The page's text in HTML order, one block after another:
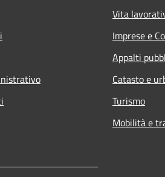
Vita
Imprese e
Appalti
Catasto e
Turismo
Mobilità e